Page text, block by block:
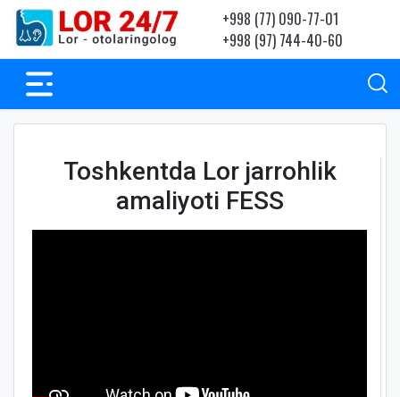
+998 (77) 090-77-01
+998 (97) 744-40-60
Toshkentda Lor jarrohlik
amaliyoti FESS